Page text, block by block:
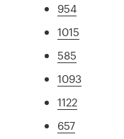
954
1015
585
1093
1122
657